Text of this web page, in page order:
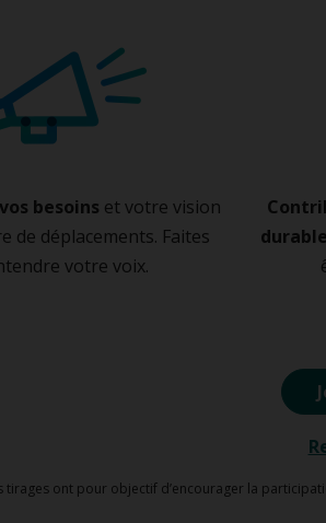
besoins et votre vision
de déplacements. Faites
votre voix.
durable
tirages ont pour objectif d’encourager la